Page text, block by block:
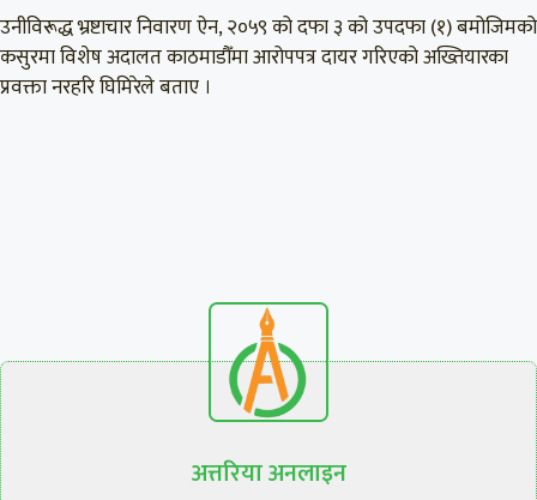
उनीविरूद्ध भ्रष्टाचार निवारण ऐन, २०५९ को दफा ३ को उपदफा (१) बमोजिमको
कसुरमा विशेष अदालत काठमाडौँमा आरोपपत्र दायर गरिएको अख्तियारका
प्रवक्ता नरहरि घिमिरेले बताए ।
अत्तरिया अनलाइन